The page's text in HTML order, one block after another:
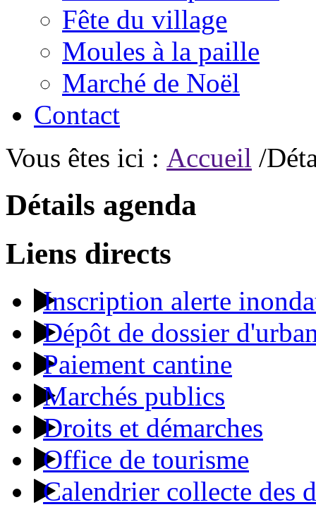
Fête du village
Moules à la paille
Marché de Noël
Contact
Vous êtes ici : Accueil /
Détails agenda
Liens directs
Inscription alerte
Dépôt de dossier
Paiement cantine
Marchés publics
Droits et démarches
Office de tourisme
Calendrier collecte des